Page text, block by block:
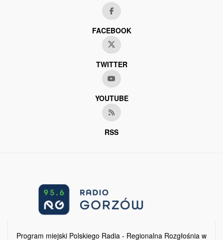
FACEBOOK
TWITTER
YOUTUBE
RSS
Program miejski Polskiego Radia - Regionalna Rozgłośnia w